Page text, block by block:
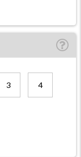
3 4